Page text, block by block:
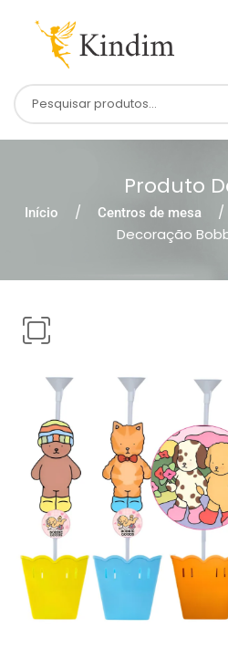
Produto
Início Centros de mesa
Decoração